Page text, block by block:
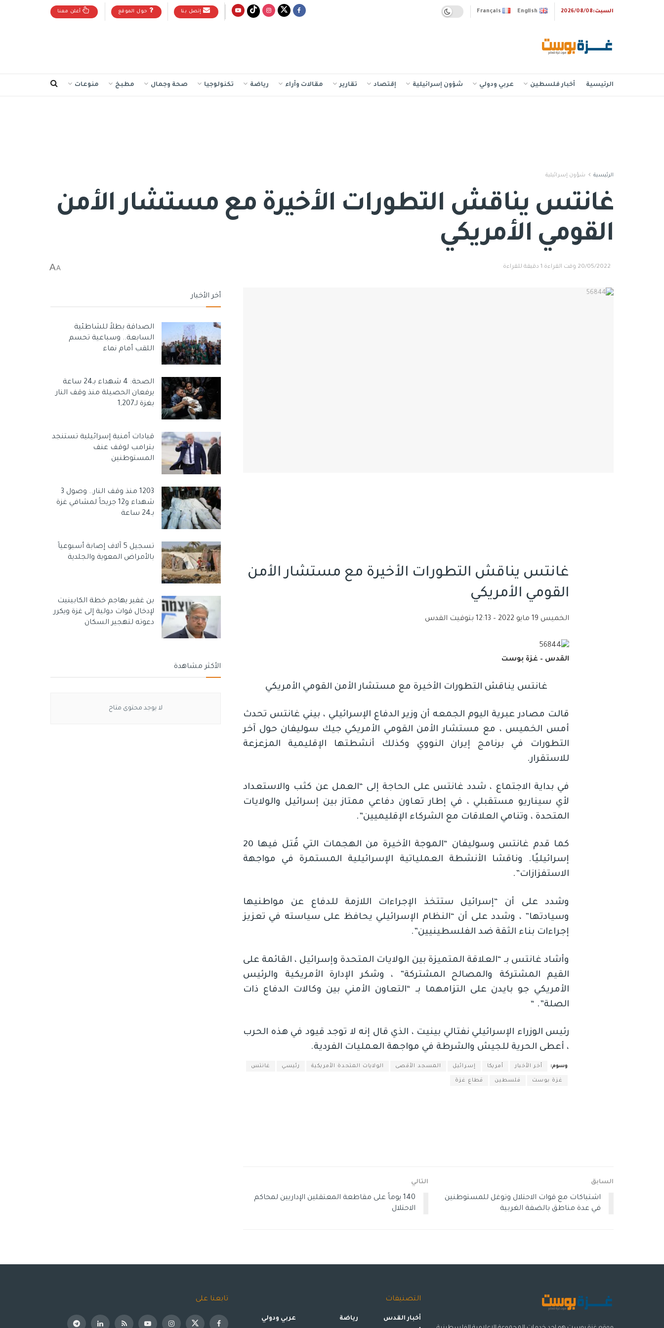
السبت:2026/08/08 Français English إتصل بنا حول الموقع أعلن معنا
الرئيسية أخبار فلسطين عربي ودولي شؤون إسرائيلية إقتصاد تقارير مقالات وأراء رياضة تكنولوجيا صحة وجمال مطبخ منوعات
الرئيسية شؤون إسرائيلية
غانتس يناقش التطورات الأخيرة مع مستشار الأمن
القومي الأمريكي
20/05/2022 وقت القراءة:1 دقيقة للقراءة A
A
غانتس يناقش التطورات الأخيرة مع مستشار الأمن
القومي الأمريكي
الخميس 19 مايو 2022 – 12:13 بتوقيت القدس
القدس – غزة بوست
غانتس يناقش التطورات الأخيرة مع مستشار الأمن القومي الأمريكي
قالت مصادر عبرية اليوم الجمعه أن وزير الدفاع الإسرائيلي ، بيني غانتس تحدث
أمس الخميس ، مع مستشار الأمن القومي الأمريكي جيك سوليفان حول آخر
التطورات في برنامج إيران النووي وكذلك أنشطتها الإقليمية المزعزعة
للاستقرار.
في بداية الاجتماع ، شدد غانتس على الحاجة إلى “العمل عن كثب والاستعداد
لأي سيناريو مستقبلي ، في إطار تعاون دفاعي ممتاز بين إسرائيل والولايات
المتحدة ، وتنامي العلاقات مع الشركاء الإقليميين”.
كما قدم غانتس وسوليفان “الموجة الأخيرة من الهجمات التي قُتل فيها 20
إسرائيليًا. وناقشا الأنشطة العملياتية الإسرائيلية المستمرة في مواجهة
الاستفزازات”.
وشدد على أن “إسرائيل ستتخذ الإجراءات اللازمة للدفاع عن مواطنيها
وسيادتها” ، وشدد على أن “النظام الإسرائيلي يحافظ على سياسته في تعزيز
إجراءات بناء الثقة ضد الفلسطينيين”.
وأشاد غانتس بـ “العلاقة المتميزة بين الولايات المتحدة وإسرائيل ، القائمة على
القيم المشتركة والمصالح المشتركة” ، وشكر الإدارة الأمريكية والرئيس
الأمريكي جو بايدن على التزامهما بـ “التعاون الأمني ​​بين وكالات الدفاع ذات
الصلة”. “
رئيس الوزراء الإسرائيلي نفتالي بينيت ، الذي قال إنه لا توجد قيود في هذه الحرب
، أعطى الحرية للجيش والشرطة في مواجهة العمليات الفردية.
وسوم: أخر الأخبار أمريكا إسرائيل المسجد الأقصى الولايات المتحدة الأمريكية رئيسي غانتس
غزة بوست فلسطين قطاع غزة
السابق
اشتباكات مع قوات الاحتلال وتوغل للمستوطنين
في عدة مناطق بالضفة الغربية
التالي
140 يوماً على مقاطعة المعتقلين الإداريين لمحاكم
الاحتلال
أخر الأخبار
الصداقة بطلاً للشاطئية
السابعة.. وسباعية تحسم
اللقب أمام نماء
الصحة: 4 شهداء بـ24 ساعة
يرفعان الحصيلة منذ وقف النار
بغزة لـ1,207
قيادات أمنية إسرائيلية تستنجد
بترامب لوقف عنف
المستوطنين
1203 منذ وقف النار.. وصول 3
شهداء و12 جريحاً لمشافي غزة
بـ24 ساعة
تسجيل 5 آلاف إصابة أسبوعياً
بالأمراض المعوية والجلدية
بن غفير يهاجم خطة الكابينيت
لإدخال قوات دولية إلى غزة ويكرر
دعوته لتهجير السكان
الأكثر مشاهدة
لا يوجد محتوى متاح
التصنيفات
أخبار القدس رياضة عربي ودولي
تابعنا على